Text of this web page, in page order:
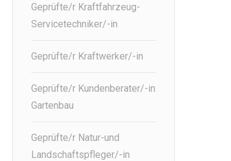
Geprüfte/r Kraftfahrzeug-
Servicetechniker/-in
Geprüfte/r Kraftwerker/-in
Geprüfte/r Kundenberater/-in
Gartenbau
Geprüfte/r Natur-und
Landschaftspfleger/-in